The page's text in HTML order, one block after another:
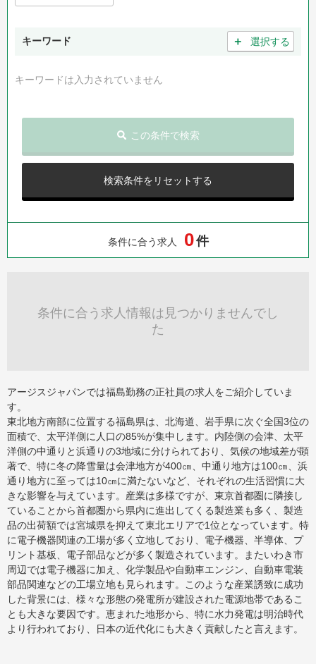
キーワード ＋ 選択する
キーワードは入力されていません
検索条件をリセットする
この条件で検索
条件に合う求人 0件
条件に合う求人情報は見つかりませんでし
た
アージスジャパンでは福島勤務の正社員の求人をご紹介していま
す。
東北地方南部に位置する福島県は、北海道、岩手県に次ぐ全国3位の
面積で、太平洋側に人口の85%が集中します。内陸側の会津、太平
洋側の中通りと浜通りの3地域に分けられており、気候の地域差が顕
著で、特に冬の降雪量は会津地方が400㎝、中通り地方は100㎝、浜
通り地方に至っては10㎝に満たないなど、それぞれの生活習慣に大
きな影響を与えています。産業は多様ですが、東京首都圏に隣接し
ていることから首都圏から県内に進出してくる製造業も多く、製造
品の出荷額では宮城県を抑えて東北エリアで1位となっています。特
に電子機器関連の工場が多く立地しており、電子機器、半導体、プ
リント基板、電子部品などが多く製造されています。またいわき市
周辺では電子機器に加え、化学製品や自動車エンジン、自動車電装
部品関連などの工場立地も見られます。このような産業誘致に成功
した背景には、様々な形態の発電所が建設された電源地帯であるこ
とも大きな要因です。恵まれた地形から、特に水力発電は明治時代
より行われており、日本の近代化にも大きく貢献したと言えます。